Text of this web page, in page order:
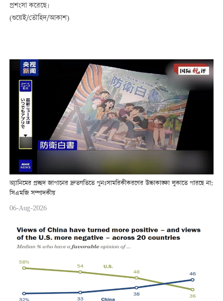
প্রশংসা করেছে।
(শুয়েই/তৌহিদ/আকাশ)
অ্যানিমের প্রচ্ছদ জাপানের দ্রুতগতিতে পুনঃসামরিকীকরণের উচ্চাকাঙ্ক্ষা লুকাতে পারছে না:
সিএমজি সম্পাদকীয়
06-Aug-2026